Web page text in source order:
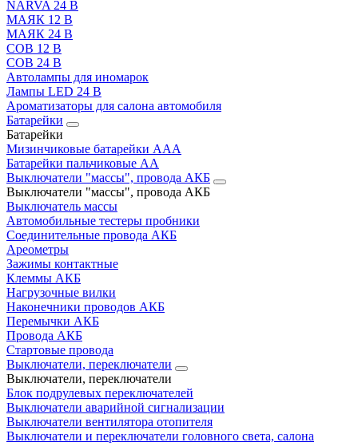
NARVA 24 В
МАЯК 12 В
МАЯК 24 В
COB 12 В
COB 24 В
Автолампы для иномарок
Лампы LED 24 B
Ароматизаторы для салона автомобиля
Батарейки
Батарейки
Мизинчиковые батарейки AAA
Батарейки пальчиковые АА
Выключатели "массы", провода АКБ
Выключатели "массы", провода АКБ
Выключатель массы
Автомобильные тестеры пробники
Соединительные провода АКБ
Ареометры
Зажимы контактные
Клеммы АКБ
Нагрузочные вилки
Наконечники проводов АКБ
Перемычки АКБ
Провода АКБ
Стартовые провода
Выключатели, переключатели
Выключатели, переключатели
Блок подрулевых переключателей
Выключатели аварийной сигнализации
Выключатели вентилятора отопителя
Выключатели и переключатели головного света, салона